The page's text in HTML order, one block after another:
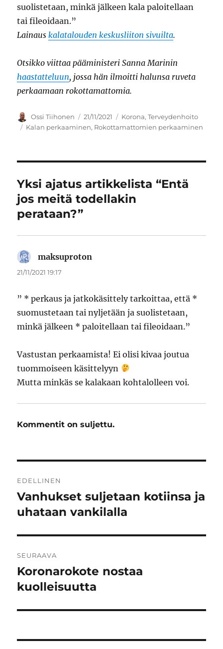
suolistetaan, minkä jälkeen kala paloitellaan
tai fileoidaan.”
Lainaus kalatalouden keskusliiton sivuilta.
Otsikko viittaa pääministeri Sanna Marinin
haastatteluun, jossa hän ilmoitti halunsa ruveta
perkaamaan rokottamattomia.
Kirjoittaja
Ossi Tiihonen Julkaistu
21/11/2021 Kategoriat
Korona,Terveydenhoito
Avainsanat
Kalan perkaaminen, Rokottamattomien perkaaminen
Yksi ajatus artikkelista “Entä
jos meitä todellakin
perataan?”
maksuproton
21/11/2021 19:17
” * perkaus ja jatkokäsittely tarkoittaa, että *
suomustetaan tai nyljetään ja suolistetaan,
minkä jälkeen * paloitellaan tai fileoidaan.”
Vastustan perkaamista! Ei olisi kivaa joutua
tuommoiseen käsittelyyn
Mutta minkäs se kalakaan kohtalolleen voi.
Kommentit on suljettu.
selaus
EDELLINEN
Edellinen
artikkeli:
Vanhukset suljetaan kotiinsa ja
uhataan vankilalla
SEURAAVA
Seuraava
artikkeli:
Koronarokote nostaa
kuolleisuutta